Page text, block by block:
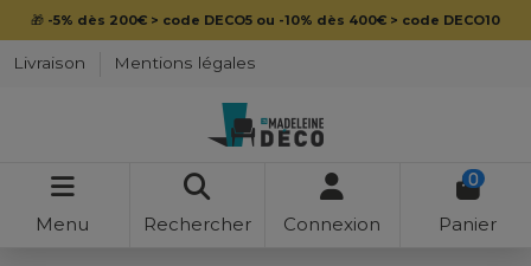
🎁 -5% dès 200€ > code DECO5 ou -10% dès 400€ > code DECO10
Livraison Mentions légales
Menu Rechercher Connexion
0
Panier